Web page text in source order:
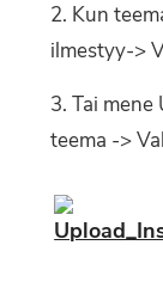
Kun
ilmestyy->
Tai mene
teema ->